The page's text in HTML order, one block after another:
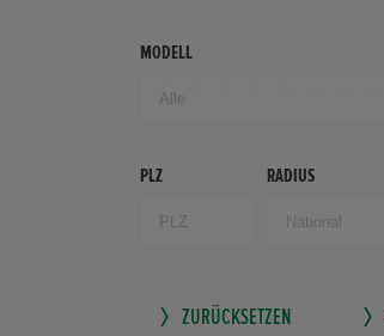
MODELL
PLZ RADIUS
ZURÜCKSETZEN